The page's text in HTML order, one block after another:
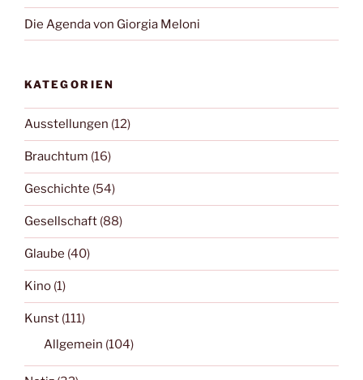
Die Agenda von Giorgia Meloni
KATEGORIEN
Ausstellungen (12)
Brauchtum (16)
Geschichte (54)
Gesellschaft (88)
Glaube (40)
Kino (1)
Kunst (111)
Allgemein (104)